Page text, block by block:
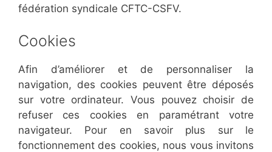
fédération syndicale CFTC-CSFV.
Cookies
Afin d’améliorer et de personnaliser la
navigation, des cookies peuvent être déposés
sur votre ordinateur. Vous pouvez choisir de
refuser ces cookies en paramétrant votre
navigateur. Pour en savoir plus sur le
fonctionnement des cookies, nous vous invitons